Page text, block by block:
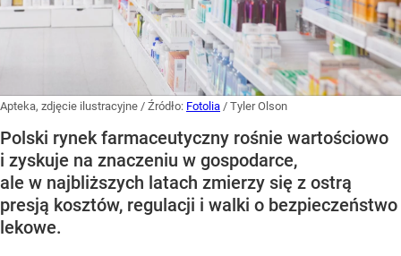
Apteka, zdjęcie ilustracyjne / Źródło: Fotolia / Tyler Olson
Polski rynek farmaceutyczny rośnie wartościowo
i zyskuje na znaczeniu w gospodarce,
ale w najbliższych latach zmierzy się z ostrą
presją kosztów, regulacji i walki o bezpieczeństwo
lekowe.